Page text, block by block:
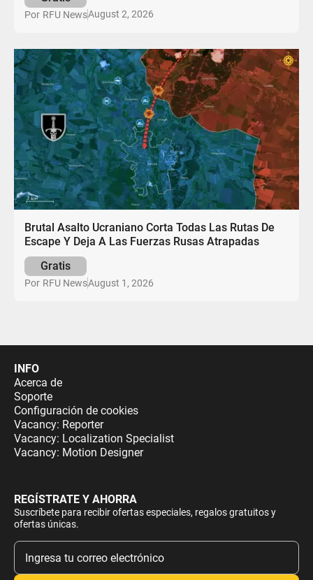
Por RFU NewsAugust 2, 2026
Brutal Asalto Ucraniano Corta Todas Las Rutas De
Escape Y Deja A Las Fuerzas Rusas Atrapadas
Gratis
Por RFU NewsAugust 1, 2026
INFO
Acerca de
Soporte
Configuración de cookies
Vacancy: Reporter
Vacancy: Localization Specialist
Vacancy: Motion Designer
REGÍSTRATE Y AHORRA
Suscríbete para recibir ofertas especiales, regalos gratuitos y
ofertas únicas.